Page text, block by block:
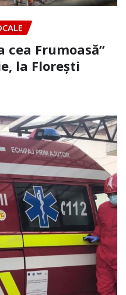
cea Frumoasă”
la Florești